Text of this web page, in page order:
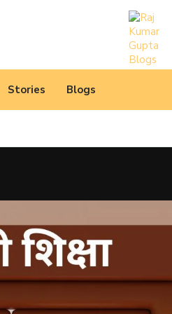
Stories Blogs
उपयुक्त, दिल को छू...